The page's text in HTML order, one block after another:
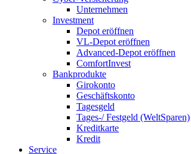
Unternehmen
Investment
Depot eröffnen
VL-Depot eröffnen
Advanced-Depot eröffnen
ComfortInvest
Bankprodukte
Girokonto
Geschäftskonto
Tagesgeld
Tages-/ Festgeld (WeltSparen)
Kreditkarte
Kredit
Service